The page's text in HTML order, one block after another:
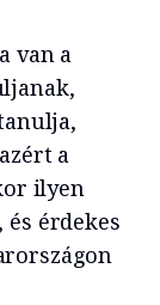
van a
a
ilyen
érdekes